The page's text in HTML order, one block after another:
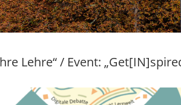
Lehre“ / Event: